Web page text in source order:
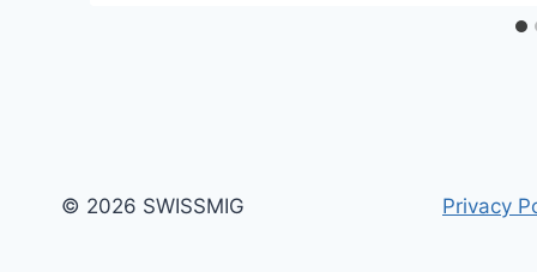
© 2026 SWISSMIG Privacy